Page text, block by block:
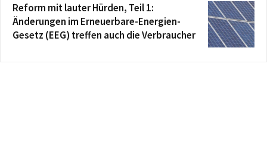
Reform mit lauter Hürden, Teil 1:
Änderungen im Erneuerbare-Energien-
Gesetz (EEG) treffen auch die Verbraucher